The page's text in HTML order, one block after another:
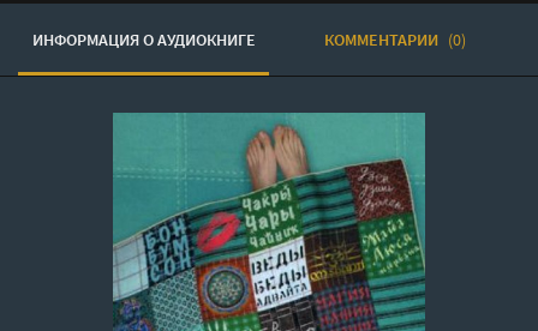
ИНФОРМАЦИЯ О АУДИОКНИГЕ КОММЕНТАРИИ (0)